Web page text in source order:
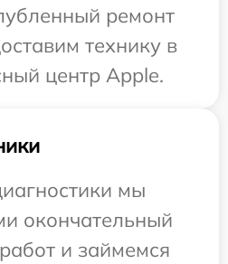
ремонт
технику в
центр Apple.
мы
окончательный
и займемся